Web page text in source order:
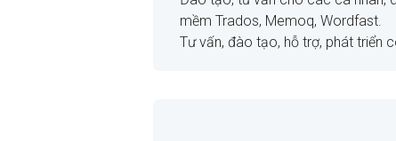
mềm Trados, Memoq, Wordfast.
Tư vấn, đào tạo, hỗ trợ, phát triển